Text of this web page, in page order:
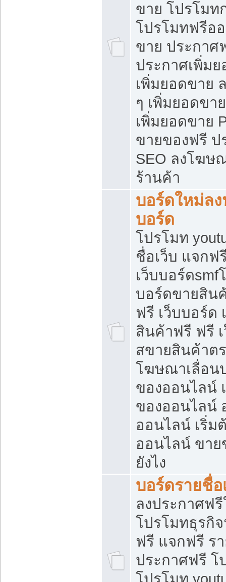
ขาย โปรโมท
โปรโมทฟรีอ
ขาย ประกาศ
ประกาศเพิ่ม
เพิ่มยอดขาย
ๆ เพิ่มยอดขา
เพิ่มยอดขาย
ขายของฟรี ป
SEO ลงโฆษ
ร้านค้า
บอร์ดใหม่ลง
บอร์ด
โปรโมท
ชื่อเว็บ แจกฟ
เว็บบอร์ดsmf
บอร์ดขายสิน
ฟรี เว็บบอร์ด
สินค้าฟรี ฟรี
สขายสินค้าต
โฆษณาเลื่อน
ของออนไลน์
ของออนไลน์
ออนไลน์ เริ่ม
ออนไลน์ ขาย
ยังไง
บอร์ดรายชื่อ
ลงประกาศฟรี
โปรโมทธุรกิ
ฟรี แจกฟรี ร
ประกาศฟรี โ